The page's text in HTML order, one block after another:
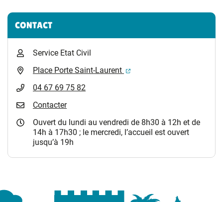
Informations complémentaires
CONTACT
Service Etat Civil
Place Porte Saint-Laurent
(ouverture dans un
04 67 69 75 82
Contacter
Ouvert du lundi au vendredi de 8h30 à 12h et de
14h à 17h30 ; le mercredi, l’accueil est ouvert
jusqu’à 19h